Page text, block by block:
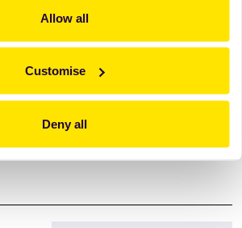
Allow all
Customise
Deny all
receptury i wskazówki, które
dla użytkowników Mojej Zeelandii.
Przejdź do Mojej Zeelandii